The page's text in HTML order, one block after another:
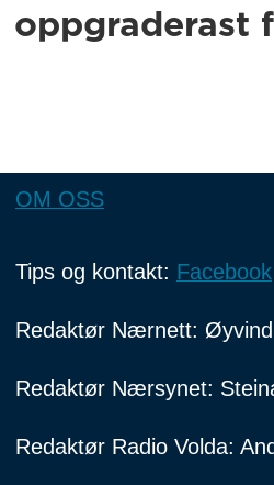
oppgraderast
OM OSS
Tips og kontakt: Facebook
Redaktør Nærnett: Øyvind
Redaktør Nærsynet:
Redaktør Radio Volda: